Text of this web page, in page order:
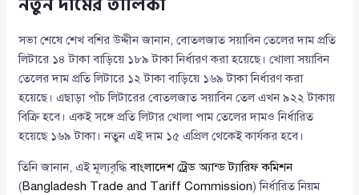
সভা শেষে শেখ বশির উদ্দীন জানান, বোতলজাত সয়াবিন তেলের দাম প্রতি
লিটারে ১৪ টাকা বাড়িয়ে ১৮৯ টাকা নির্ধারণ করা হয়েছে। খোলা সয়াবিন
তেলের দাম প্রতি লিটারে ১২ টাকা বাড়িয়ে ১৬৯ টাকা নির্ধারণ করা
হয়েছে। এছাড়া পাঁচ লিটারের বোতলজাত সয়াবিন তেল এখন ৯২২ টাকায়
বিক্রি হবে। একই সঙ্গে প্রতি লিটার খোলা পাম তেলের দামও নির্ধারিত
হয়েছে ১৬৯ টাকা। নতুন এই দাম ১৫ এপ্রিল থেকেই কার্যকর হবে।
তিনি জানান, এই মূল্যবৃদ্ধিবাংলাদেশ ট্রেড অ্যান্ড ট্যারিফ কমিশন
(Bangladesh Trade and Tariff Commission) নির্ধারিত নিয়ম